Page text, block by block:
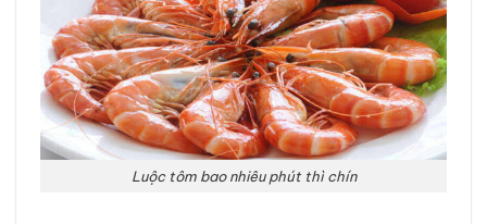
Luộc tôm bao nhiêu phút thì chín